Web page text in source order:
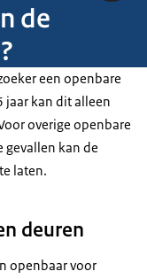
de
een openbare
jaar kan dit alleen
overige openbare
gevallen kan de
laten.
deuren
openbaar voor